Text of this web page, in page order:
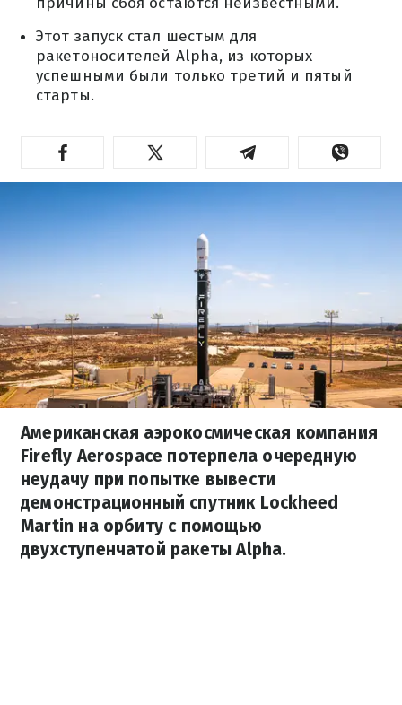
Этот запуск стал шестым для
ракетоносителей Alpha, из которых
успешными были только третий и пятый
старты.
Американская аэрокосмическая компания
Firefly Aerospace потерпела очередную
неудачу при попытке вывести
демонстрационный спутник Lockheed
Martin на орбиту с помощью
двухступенчатой ракеты Alpha.